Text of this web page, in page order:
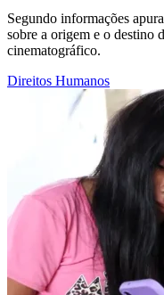
Segundo informações
sobre a origem e o destino
cinematográfico.
Direitos Humanos